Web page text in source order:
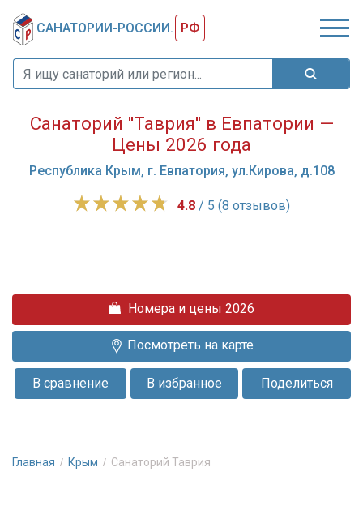
САНАТОРИИ-РОССИИ. РФ
Санаторий ''Таврия'' в Евпатории —
Цены 2026 года
Республика Крым, г. Евпатория, ул.Кирова, д.108
4.8/ 5 (8 отзывов)
санаторных
крымского
полуострова.
Профессиональная
с
Номера и цены 2026
Посмотреть на карте
Поделиться
В избранное
В сравнение
Главная Крым Санаторий Таврия